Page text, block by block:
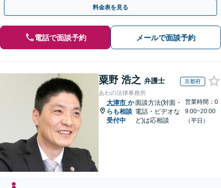
料金表を見る
電話で面談予約 メールで面談予約
粟野 浩之 弁護士 京都府
あわの法律事務所
大津市 か
らも相談
受付中
面談方法(対面・
電話・ビデオな
ど)は応相談
営業時間：0
9:00~20:00
（平日）